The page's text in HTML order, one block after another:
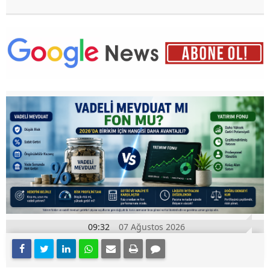
09:32 07 Ağustos 2026